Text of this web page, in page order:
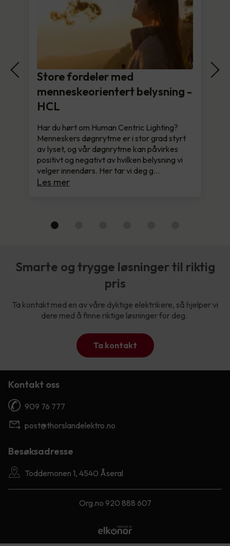
Store fordeler med
menneskeorientert belysning -
HCL
Har du hørt om Human Centric Lighting?
Menneskers døgnrytme er i stor grad styrt
av lyset, og vår døgnrytme kan påvirkes
positivt og negativt av hvilken belysning vi
velger innendørs. Her tar vi deg g…
Les mer
Smarte og trygge løsninger til riktig
pris
Ta kontakt med en av våre dyktige elektrikere, så hjelper vi
dere med å finne riktige løsninger for deg.
Ta kontakt
Kontakt oss
909 76 777
post@thorslandelektro.no
Besøksadresse
Toddemonen 1, 4540 Åseral
Org.no 920 888 607